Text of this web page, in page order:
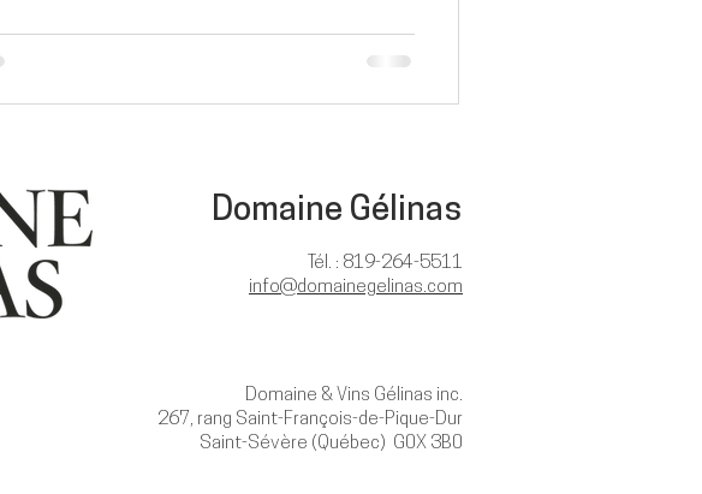
Domaine Gélinas
Tél. : 819-264-5511
info@domainegelinas.com
Domaine & Vins Gélinas inc.
267, rang Saint-François-de-Pique-Dur
Saint-Sévère (Québec) G0X 3B0